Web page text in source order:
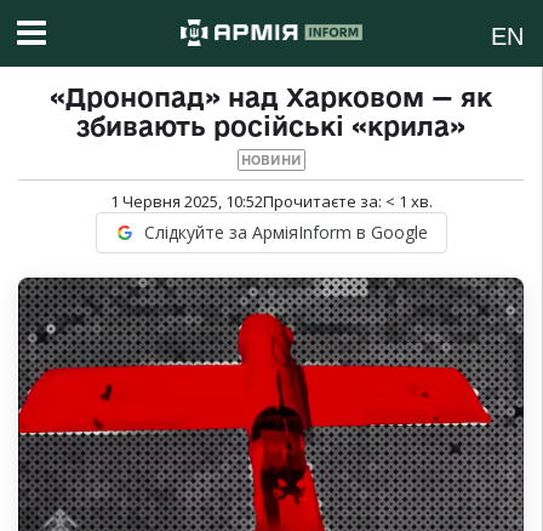
EN
«Дронопад» над Харковом — як
збивають російські «крила»
НОВИНИ
1 Червня 2025, 10:52Прочитаєте за: < 1 хв.
Слідкуйте за АрміяInform в Google